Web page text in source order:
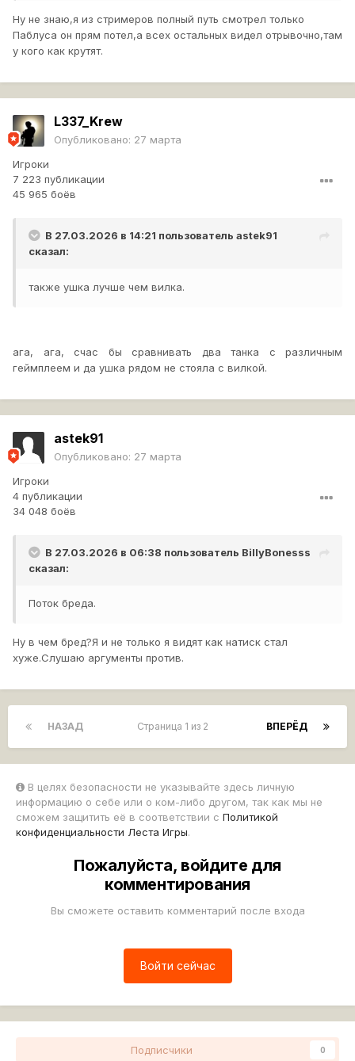
Ну не знаю,я из стримеров полный путь смотрел только
Паблуса он прям потел,а всех остальных видел отрывочно,там
у кого как крутят.
L337_Krew
Опубликовано: 27 марта
Игроки
7 223 публикации
45 965 боёв
В 27.03.2026 в 14:21 пользователь astek91
сказал:
также ушка лучше чем вилка.
ага, ага, счас бы сравнивать два танка с различным
геймплеем и да ушка рядом не стояла с вилкой.
astek91
Опубликовано: 27 марта
Игроки
4 публикации
34 048 боёв
В 27.03.2026 в 06:38 пользователь BillyBonesss
сказал:
Поток бреда.
Ну в чем бред?Я и не только я видят как натиск стал
хуже.Слушаю аргументы против.
НАЗАД ВПЕРЁД
Страница 1 из 2
В целях безопасности не указывайте здесь личную
информацию о себе или о ком-либо другом, так как мы не
сможем защитить её в соответствии с Политикой
конфиденциальности Леста Игры.
Пожалуйста, войдите для
комментирования
Вы сможете оставить комментарий после входа
Войти сейчас
Подписчики 0